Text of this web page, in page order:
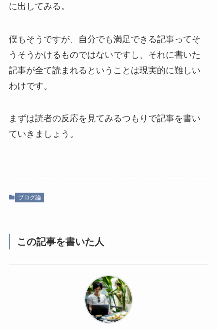
に出してみる。
僕もそうですが、自分でも満足できる記事ってそ
うそうかけるものではないですし、それに書いた
記事が全て読まれるということは現実的に難しい
わけです。
まずは読者の反応を見てみるつもりで記事を書い
ていきましょう。
ブログ論
この記事を書いた人